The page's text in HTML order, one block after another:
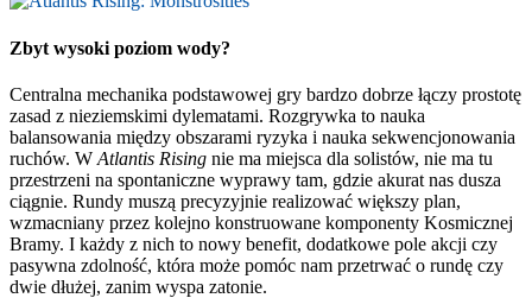
Zbyt wysoki poziom wody?
Centralna mechanika podstawowej gry bardzo dobrze łączy prostotę
zasad z nieziemskimi dylematami. Rozgrywka to nauka
balansowania między obszarami ryzyka i nauka sekwencjonowania
ruchów. W Atlantis Rising nie ma miejsca dla solistów, nie ma tu
przestrzeni na spontaniczne wyprawy tam, gdzie akurat nas dusza
ciągnie. Rundy muszą precyzyjnie realizować większy plan,
wzmacniany przez kolejno konstruowane komponenty Kosmicznej
Bramy. I każdy z nich to nowy benefit, dodatkowe pole akcji czy
pasywna zdolność, która może pomóc nam przetrwać o rundę czy
dwie dłużej, zanim wyspa zatonie.